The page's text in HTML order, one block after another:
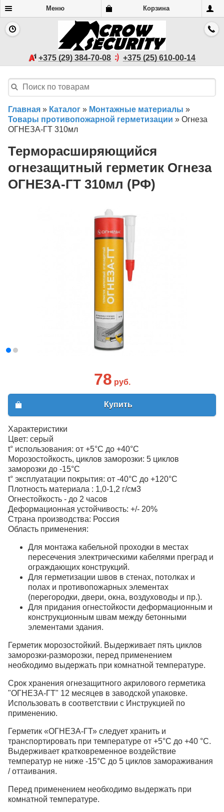
Меню Корзина
+375 (29) 384-70-08 +375 (25) 610-00-14
Главная » Каталог » Монтажные материалы »
Товары противопожарной герметизации » Огнеза
ОГНЕЗА-ГТ 310мл
Терморасширяющийся
огнезащитный герметик Огнеза
ОГНЕЗА-ГТ 310мл (РФ)
78 руб.
Купить
Характеристики
Цвет: серый
t° использования: от +5°С до +40°С
Морозостойкость, циклов заморозки: 5 циклов
заморозки до -15°С
t° эксплуатации покрытия: от -40°С до +120°С
Плотность материала : 1,0-1,2 г/см3
Огнестойкость - до 2 часов
Деформационная устойчивость: +/- 20%
Страна производства: Россия
Область применения:
Для монтажа кабельной проходки в местах
пересечения электрическими кабелями преград и
ограждающих конструкций.
Для герметизации швов в стенах, потолках и
полах и противопожарных элементах
(перегородки, двери, окна, воздуховоды и пр.).
Для придания огнестойкости деформационным и
конструкционным швам между бетонными
элементами здания.
Герметик морозостойкий. Выдерживает пять циклов
заморозки-разморозки, перед применением
необходимо выдержать при комнатной температуре.
Срок хранения огнезащитного акрилового герметика
"ОГНЕЗА-ГТ" 12 месяцев в заводской упаковке.
Использовать в соответствии с Инструкцией по
применению.
Герметик «ОГНЕЗА-ГТ» следует хранить и
транспортировать при температуре от +5°С до +40 °С.
Выдерживает кратковременное воздействие
температур не ниже -15°С до 5 циклов замораживания
/ оттаивания.
Перед применением необходимо выдержать при
комнатной температуре.